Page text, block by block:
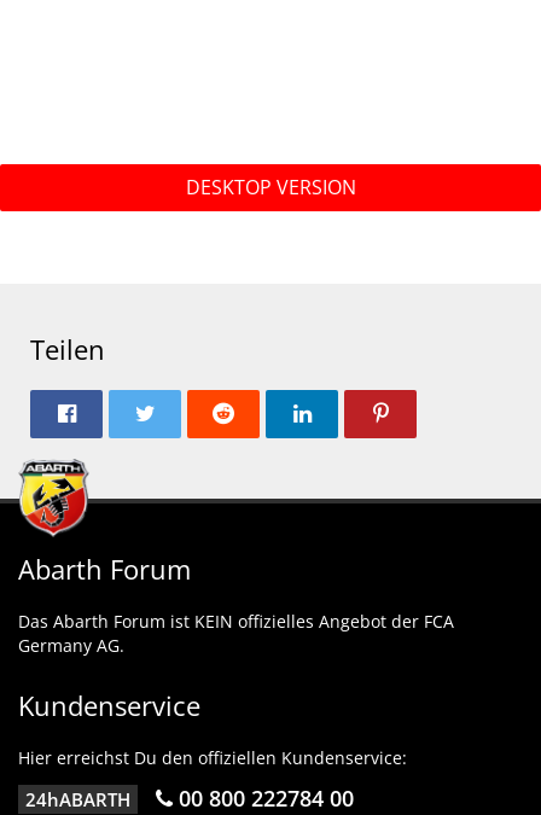
DESKTOP VERSION
Teilen
Abarth Forum
Das Abarth Forum ist KEIN offizielles Angebot der FCA
Germany AG.
Kundenservice
Hier erreichst Du den offiziellen Kundenservice:
24hABARTH 00 800 222784 00